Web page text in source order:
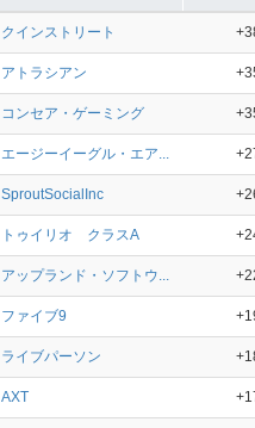
クインストリート
アトラシアン
コンセア・ゲーミング
エージーイーグル・エア...
SproutSocialInc
トゥイリオ クラスA
アップランド・ソフトウ...
ファイブ9
ライブパーソン
AXT